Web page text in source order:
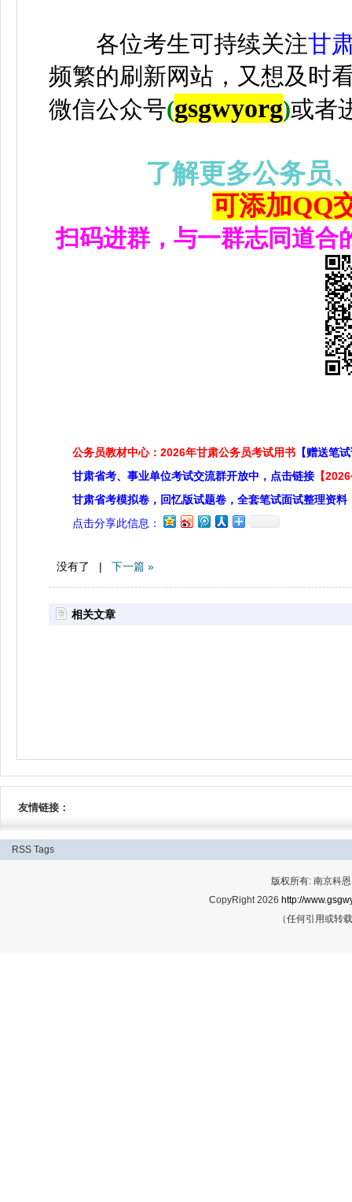
各位考生可持续关注甘
频繁的刷新网站，又想及时
微信公众号(gsgwyorg)或者
了解更多公务员
可添加QQ
扫码进群，与一群志同道合
公务员教材中心：2026年甘肃公务员考试用书 【赠送笔
甘肃省考、事业单位考试交流群开放中，点击链接 【
甘肃省考模拟卷，回忆版试题卷，全套笔试面试整理资料
点击分享此信息：
没有了 | 下一篇 »
相关文章
友情链接：
RSS Tags
版权所有: 南京科
CopyRight 2026 http://
（任何引用或转